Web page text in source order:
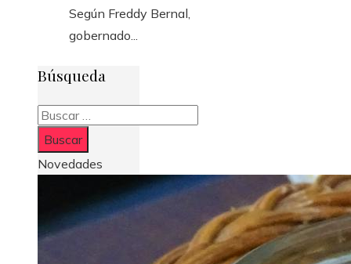
Según Freddy Bernal,
gobernado...
Búsqueda
Buscar:
Novedades